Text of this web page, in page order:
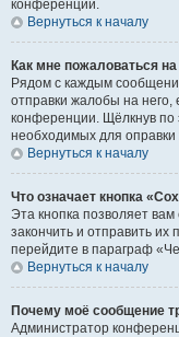
конференции.
Вернуться к началу
Как мне пожаловаться
Рядом с каждым
отправки жалобы на
конференции. Щёлкнув по
необходимых для
Вернуться к началу
Что означает кнопка
Эта кнопка позволяет
закончить и отправить их
перейдите в параграф
Вернуться к началу
Почему моё сообщение
Администратор